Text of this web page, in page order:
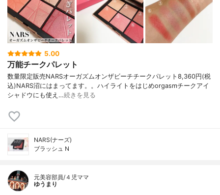
5.00
万能チークパレット
数量限定販売NARSオーガズムオンザビーチチークパレット8,360円(税
込)NARS沼にはまってます。。ハイライトをはじめorgasmチークアイ
シャドウにも使え…続きを見る
NARS(ナーズ)
ブラッシュ N
元美容部員/４児ママ
ゆうまり